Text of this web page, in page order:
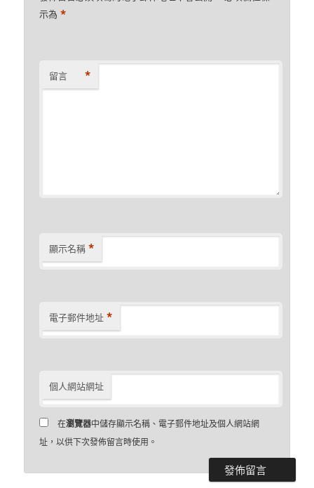
示為*
留言 *
顯示名稱 *
電子郵件地址 *
個人網站網址
在瀏覽器中儲存顯示名稱、電子郵件地址及個人網站網
址，以供下次發佈留言時使用。